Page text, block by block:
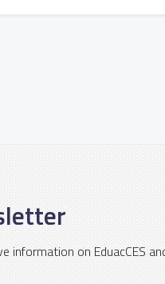
information on EduacCES